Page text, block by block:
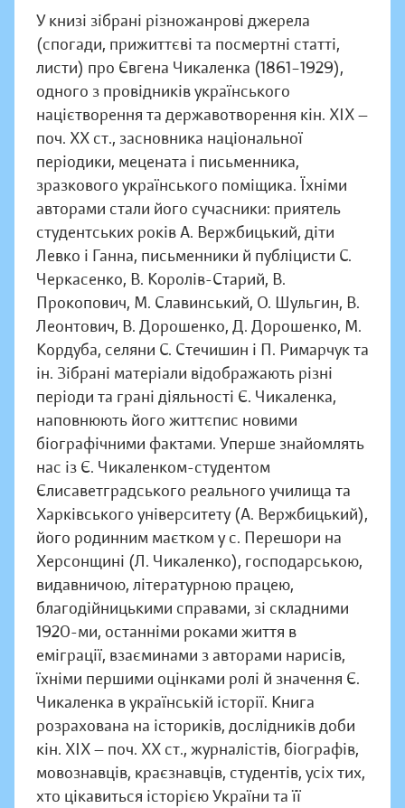
У книзі зібрані різножанрові джерела
(спогади, прижиттєві та посмертні статті,
листи) про Євгена Чикаленка (1861–1929),
одного з провідників українського
націєтворення та державотворення кін. ХІХ —
поч. ХХ ст., засновника національної
періодики, мецената і письменника,
зразкового українського поміщика. Їхніми
авторами стали його сучасники: приятель
студентських років А. Вержбицький, діти
Левко і Ганна, письменники й публіцисти С.
Черкасенко, В. Королів-Старий, В.
Прокопович, М. Славинський, О. Шульгин, В.
Леонтович, В. Дорошенко, Д. Дорошенко, М.
Кордуба, селяни С. Стечишин і П. Римарчук та
ін. Зібрані матеріали відображають різні
періоди та грані діяльності Є. Чикаленка,
наповнюють його життєпис новими
біографічними фактами. Уперше знайомлять
нас із Є. Чикаленком-студентом
Єлисаветградського реального училища та
Харківського університету (А. Вержбицький),
його родинним маєтком у с. Перешори на
Херсонщині (Л. Чикаленко), господарською,
видавничою, літературною працею,
благодійницькими справами, зі складними
1920-ми, останніми роками життя в
еміграції, взаєминами з авторами нарисів,
їхніми першими оцінками ролі й значення Є.
Чикаленка в українській історії. Книга
розрахована на істориків, дослідників доби
кін. ХІХ — поч. ХХ ст., журналістів, біографів,
мовознавців, краєзнавців, студентів, усіх тих,
хто цікавиться історією України та її